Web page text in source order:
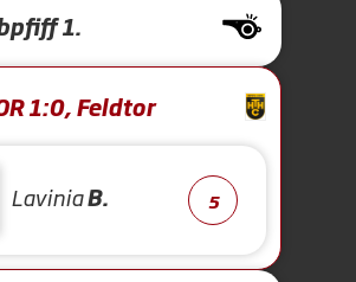
1.
1:0, Feldtor
LaviniaB. 5